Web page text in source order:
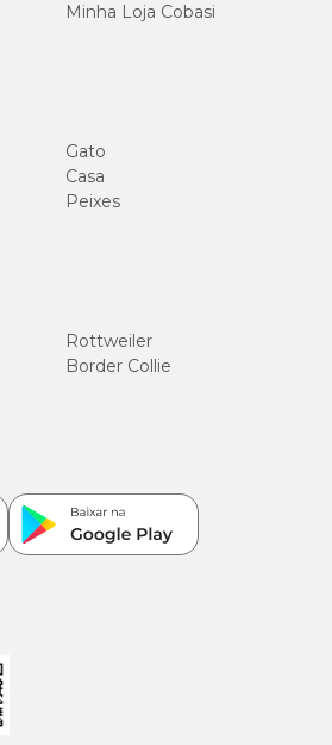
Minha Loja Cobasi
Gato
Casa
Peixes
Rottweiler
Border Collie